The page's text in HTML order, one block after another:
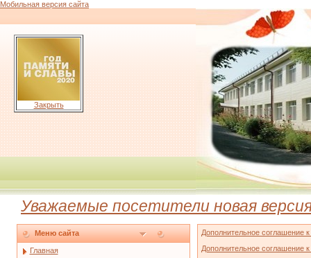
Мобильная версия сайта
Закрыть
Уважаемые посетители новая
Меню сайта
Главная
Дополнительное соглашение
Дополнительное соглашение